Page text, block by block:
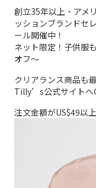
創立35年以上、アメ
ッションブランドセ
ール開催中！
ネット限定！子供服
オフ～
クリアランス商品も
Tilly’s公式サイトへ
注文金額がUS$49以